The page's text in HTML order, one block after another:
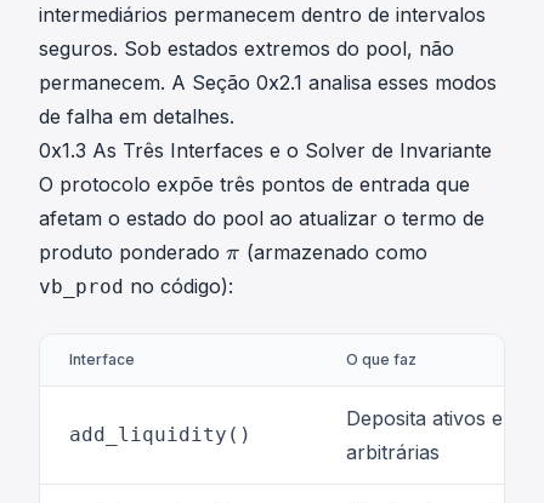
_
i
}
\
r
g
h
t
)
v
_
}
{
m
+
1
}
D
_
{
m
}
<
\
p
intermediários permanecem dentro de intervalos
seguros. Sob estados extremos do pool, não
permanecem. A Seção 0x2.1 analisa esses modos
de falha em detalhes.
0x1.3 As Três Interfaces e o Solver de Invariante
O protocolo expõe três pontos de entrada que
afetam o estado do pool ao atualizar o termo de
produto ponderado π
\
π (armazenado como
vb_prod no código):
Interface O que faz
add_liquidity()
Deposita ativos em
arbitrárias